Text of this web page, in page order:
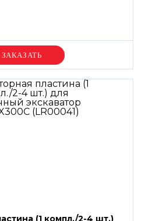
цену
(1 компл./2-4 шт.)